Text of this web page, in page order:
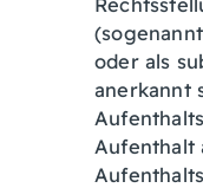
oder als
anerkannt
Aufenthalt